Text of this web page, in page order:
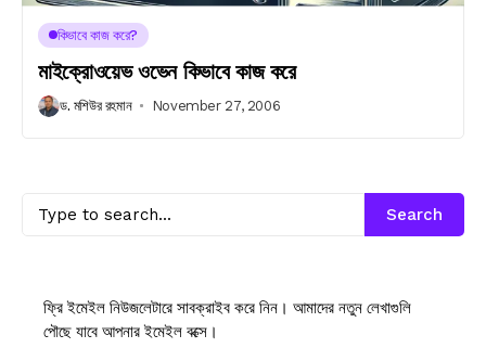
কিভাবে কাজ করে?
মাইক্রোওয়েভ ওভেন কিভাবে কাজ করে
ড. মশিউর রহমান November 27, 2006
Search
ফ্রি ইমেইল নিউজলেটারে সাবক্রাইব করে নিন। আমাদের নতুন লেখাগুলি
পৌছে যাবে আপনার ইমেইল বক্সে।